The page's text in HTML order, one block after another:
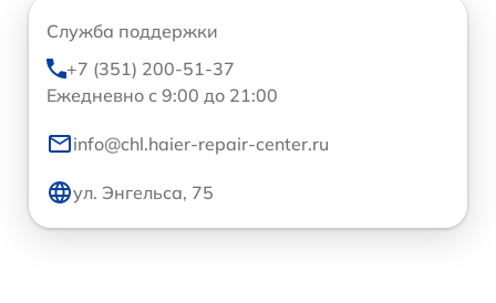
Служба поддержки
+7 (351) 200-51-37
Ежедневно с 9:00 до 21:00
info@chl.haier-repair-center.ru
ул. Энгельса, 75